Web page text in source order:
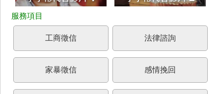
工商徵信 法律諮詢
家暴徵信 感情挽回